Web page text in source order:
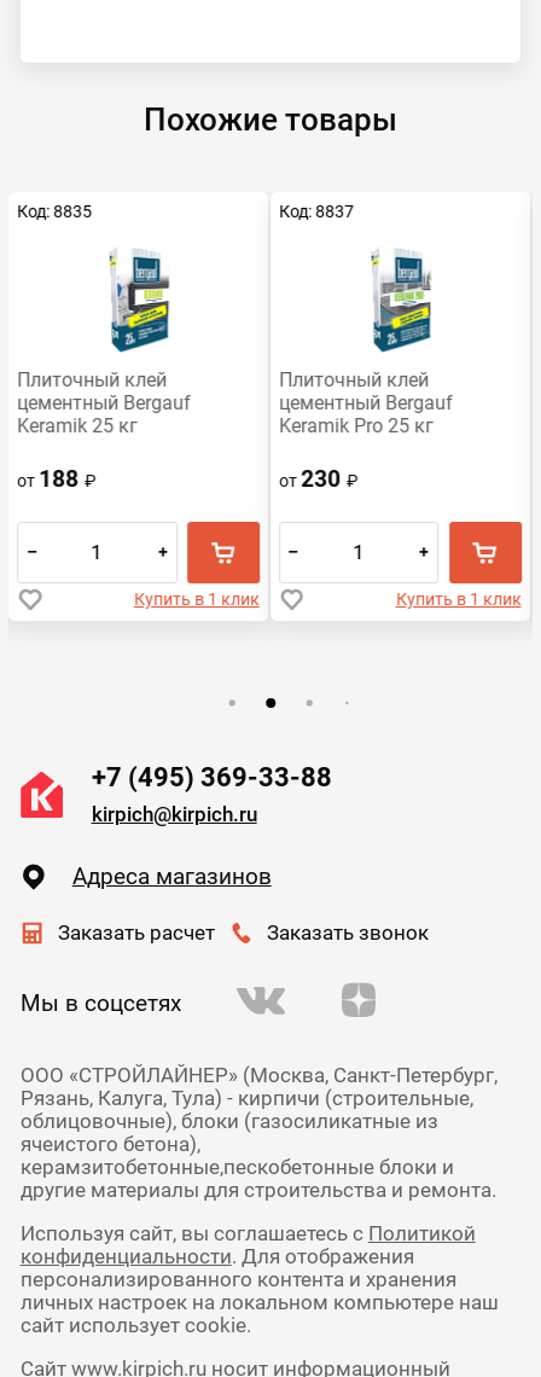
Похожие товары
Код: 8835
Плиточный клей
цементный Bergauf
Keramik 25 кг
от 188₽
– +
Купить в 1 клик
Код: 8837
Плиточный клей
цементный Bergauf
Keramik Pro 25 кг
от230₽
– +
Купить в 1 клик
+7 (495) 369-33-88
kirpich@kirpich.ru
Адреса магазинов
Заказать расчет Заказать звонок
Мы в соцсетях
ООО «СТРОЙЛАЙНЕР» (Москва, Санкт-Петербург,
Рязань, Калуга, Тула) - кирпичи (строительные,
облицовочные), блоки (газосиликатные из
ячеистого бетона),
керамзитобетонные,пескобетонные блоки и
другие материалы для строительства и ремонта.
Используя сайт, вы соглашаетесь с Политикой
конфиденциальности. Для отображения
персонализированного контента и хранения
личных настроек на локальном компьютере наш
сайт использует cookie.
Сайт www.kirpich.ru носит информационный